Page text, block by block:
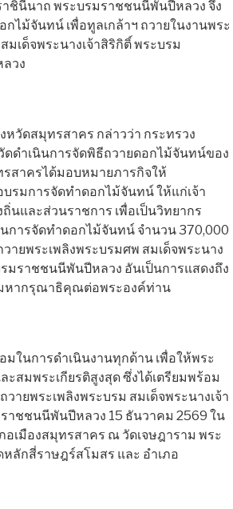
าชินีนาถ พระบรมราชชนนีพันปีหลวง จึง
ไม้จันทน์ เพื่อทูลเกล้าฯ ถวายในงานพระ
เด็จพระนางเจ้าสิริกิติ์ พระบรม
วง
หวัดสมุทรสาคร กล่าวว่า กระทรวง
ดำเนินการจัดพิธีถวายดอกไม้จันทน์ของ
สาครได้มอบหมายภารกิจให้
รมการจัดทำดอกไม้จันทน์ ให้แก่เจ้า
และส่วนราชการ เพื่อเป็นวิทยากร
การจัดทำดอกไม้จันทน์ จำนวน 370,000
ายพระเพลิงพระบรมศพ สมเด็จพระนาง
มราชชนนีพันปีหลวง อันเป็นการแสดงถึง
หากรุณาธิคุณต่อพระองค์ท่าน
ในการดำเนินงานทุกด้าน เพื่อให้พระ
ะสมพระเกียรติสูงสุด ซึ่งได้เตรียมพร้อม
ยพระเพลิงพระบรม สมเด็จพระนางเจ้า
าชชนนีพันปีหลวง 15 ธันวาคม 2569 ใน
อเมืองสมุทรสาคร ณ วัดเจษฎาราม พระ
ลักสี่ราษฎร์สโมสร และ อำเภอ